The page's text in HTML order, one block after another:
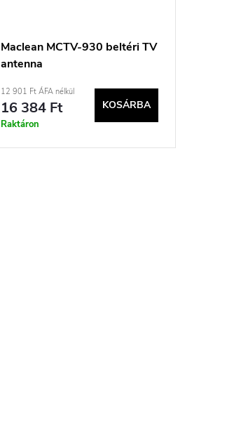
Maclean MCTV-930 beltéri TV
antenna
12 901 Ft ÁFA nélkül
16 384 Ft
Raktáron
KOSÁRBA